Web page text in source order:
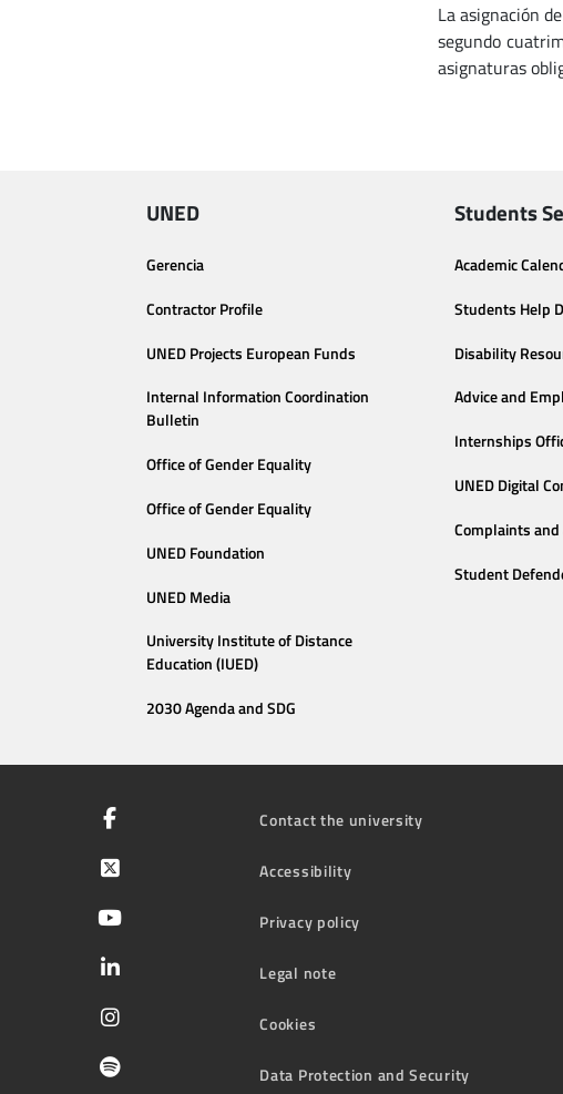
La asignación
segundo
asignaturas
UNED
Gerencia
Contractor Profile
UNED Projects European Funds
Internal Information Coordination
Bulletin
Office of Gender Equality
Office of Gender Equality
UNED Foundation
UNED Media
University Institute of Distance
Education (IUED)
2030 Agenda and SDG
Students
Academic
Students Help
Disability
Advice and
Internships
UNED Digital
Complaints
Student
Contact the university
Accessibility
Privacy policy
Legal note
Cookies
Data Protection and Security